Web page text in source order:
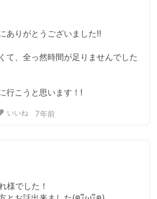
ありがとうございました!!
て、全っ然時間が足りませんでした
行こうと思います！!
いいね 7年前
様でした！